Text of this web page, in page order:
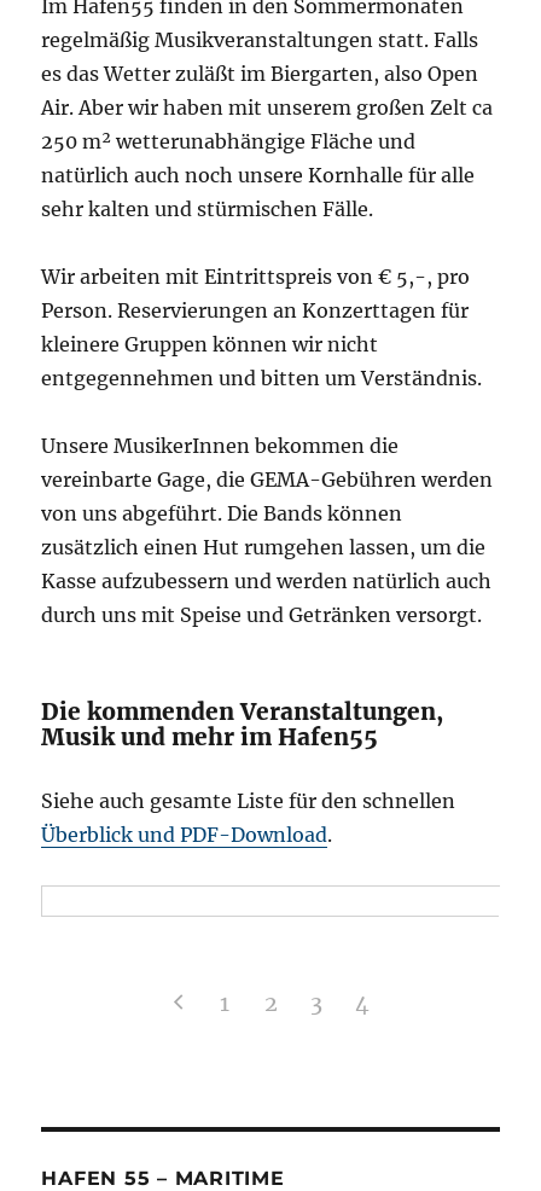
Im Hafen55 finden in den Sommermonaten
regelmäßig Musikveranstaltungen statt. Falls
es das Wetter zuläßt im Biergarten, also Open
Air. Aber wir haben mit unserem großen Zelt ca
250 m² wetterunabhängige Fläche und
natürlich auch noch unsere Kornhalle für alle
sehr kalten und stürmischen Fälle.
Wir arbeiten mit Eintrittspreis von € 5,-, pro
Person. Reservierungen an Konzerttagen für
kleinere Gruppen können wir nicht
entgegennehmen und bitten um Verständnis.
Unsere MusikerInnen bekommen die
vereinbarte Gage, die GEMA-Gebühren werden
von uns abgeführt. Die Bands können
zusätzlich einen Hut rumgehen lassen, um die
Kasse aufzubessern und werden natürlich auch
durch uns mit Speise und Getränken versorgt.
Die kommenden Veranstaltungen,
Musik und mehr im Hafen55
Siehe auch gesamte Liste für den schnellen
Überblick und PDF-Download.
1 2 3 4
HAFEN 55 – MARITIME